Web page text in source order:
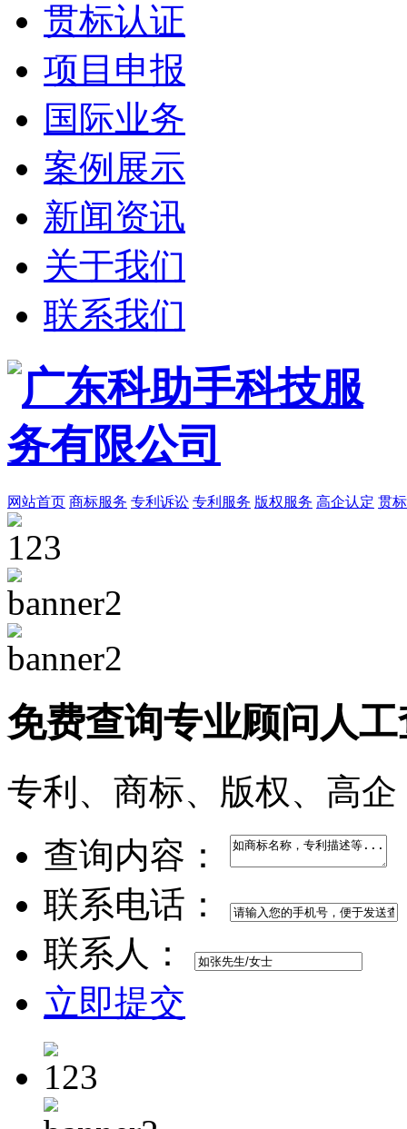
贯标认证
项目申报
国际业务
案例展示
新闻资讯
关于我们
联系我们
网站首页 商标服务 专利诉讼 专利服务 版权服务 高企认定 贯
免费查询专业顾问人
专利、商标、版权、高企
查询内容：
联系电话：
联系人：
立即提交